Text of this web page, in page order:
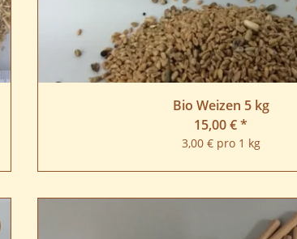
Bio Weizen 5 kg
15,00 €*
3,00 € pro 1 kg